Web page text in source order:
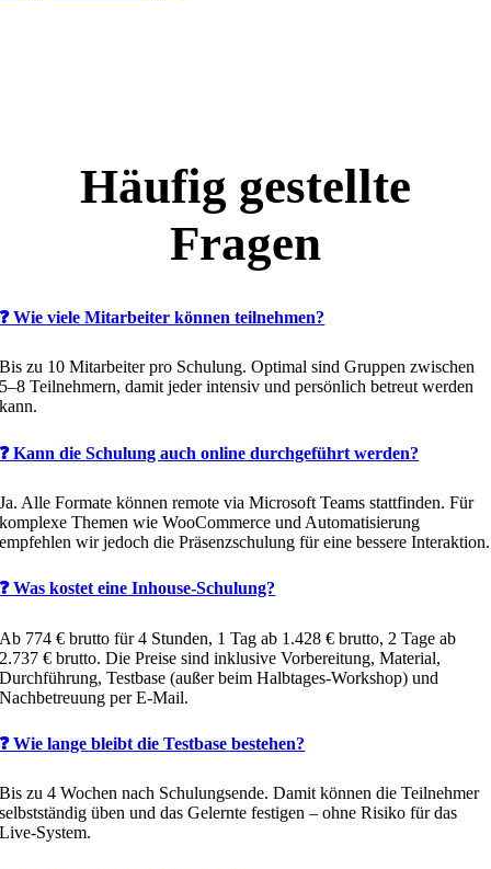
Häufig gestellte
Fragen
❓ Wie viele Mitarbeiter können teilnehmen?
Bis zu 10 Mitarbeiter pro Schulung. Optimal sind Gruppen zwischen
5–8 Teilnehmern, damit jeder intensiv und persönlich betreut werden
kann.
❓ Kann die Schulung auch online durchgeführt werden?
Ja. Alle Formate können remote via Microsoft Teams stattfinden. Für
komplexe Themen wie WooCommerce und Automatisierung
empfehlen wir jedoch die Präsenzschulung für eine bessere Interaktion.
❓ Was kostet eine Inhouse-Schulung?
Ab 774 € brutto für 4 Stunden, 1 Tag ab 1.428 € brutto, 2 Tage ab
2.737 € brutto. Die Preise sind inklusive Vorbereitung, Material,
Durchführung, Testbase (außer beim Halbtages-Workshop) und
Nachbetreuung per E-Mail.
❓ Wie lange bleibt die Testbase bestehen?
Bis zu 4 Wochen nach Schulungsende. Damit können die Teilnehmer
selbstständig üben und das Gelernte festigen – ohne Risiko für das
Live-System.